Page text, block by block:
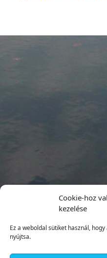
Cookie-hoz
kezelése
Ez a weboldal sütiket használ,
nyújtsa.